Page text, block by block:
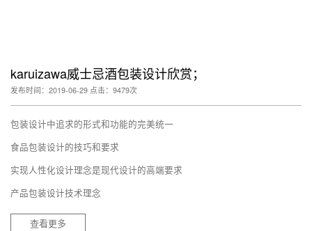
karuizawa威士忌酒包装设计欣赏；
发布时间：2019-06-29 点击：9479次
包装设计中追求的形式和功能的完美统一
食品包装设计的技巧和要求
实现人性化设计理念是现代设计的高端要求
产品包装设计技术理念
查看更多